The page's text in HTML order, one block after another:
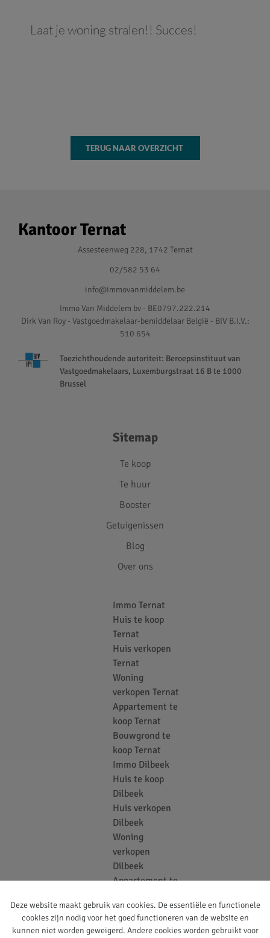
Laat je woning stralen!! Succes!
TERUG NAAR OVERZICHT
Kantoor Ternat
Assesteenweg 228, 1742 Ternat
02/582 53 64
info@immovanmiddelem.be
Immo Van Middelem bv - BE0797.222.214
Dirk Van Roy - Vastgoedmakelaar-bemiddelaar België - BIV B.I.V.:
510 654
Toezichthoudende autoriteit: Beroepsinstituut van
Vastgoedmakelaars, Luxemburgstraat 16 B te 1000
Brussel
Sitemap
Te koop
Te huur
Booster
Getuigenissen
Blog
Over ons
Immo Ternat
Huis te koop
Ternat
Huis verkopen
Ternat
Woning
verkopen Ternat
Appartement te
koop Ternat
Bouwgrond te
koop Ternat
Immo Dilbeek
Huis te koop
Dilbeek
Huis verkopen
Dilbeek
Woning
verkopen
Dilbeek
Appartement te
Bouwgrond te
koop Dilbeek
Deze website maakt gebruik van cookies. De essentiële en functionele
cookies zijn nodig voor het goed functioneren van de website en
kunnen niet worden geweigerd. Andere cookies worden gebruikt voor